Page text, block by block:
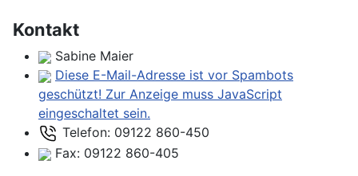
Kontakt
Sabine Maier
Diese E-Mail-Adresse ist vor Spambots
geschützt! Zur Anzeige muss JavaScript
eingeschaltet sein.
Telefon: 09122 860-450
Fax: 09122 860-405